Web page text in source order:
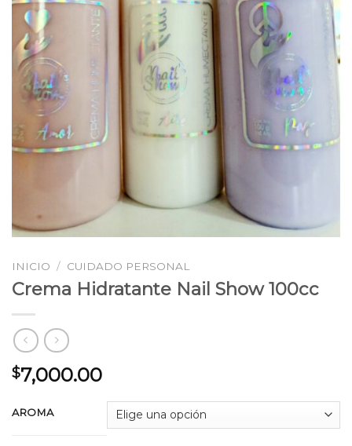
INICIO / CUIDADO PERSONAL
Crema Hidratante Nail Show 100cc
$7,000.00
AROMA